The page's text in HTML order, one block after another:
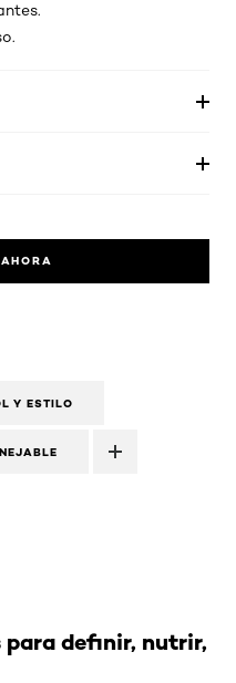
Y ESTILO
para definir, nutrir,